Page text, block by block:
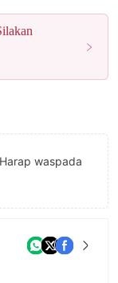
waspada